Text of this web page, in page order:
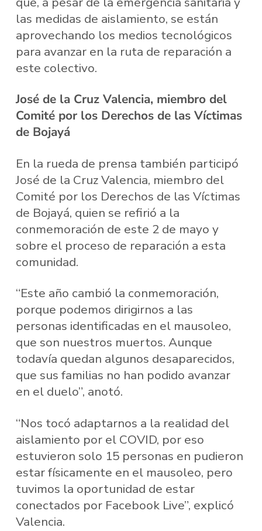
las medidas de aislamiento, se están
aprovechando los medios tecnológicos
para avanzar en la ruta de reparación a
este colectivo.
José de la Cruz Valencia, miembro del
Comité por los Derechos de las Víctimas
de Bojayá
En la rueda de prensa también participó
José de la Cruz Valencia, miembro del
Comité por los Derechos de las Víctimas
de Bojayá, quien se refirió a la
conmemoración de este 2 de mayo y
sobre el proceso de reparación a esta
comunidad.
“Este año cambió la conmemoración,
porque podemos dirigirnos a las
personas identificadas en el mausoleo,
que son nuestros muertos. Aunque
todavía quedan algunos desaparecidos,
que sus familias no han podido avanzar
en el duelo”, anotó.
“Nos tocó adaptarnos a la realidad del
aislamiento por el COVID, por eso
estuvieron solo 15 personas en pudieron
estar físicamente en el mausoleo, pero
tuvimos la oportunidad de estar
conectados por Facebook Live”, explicó
Valencia.